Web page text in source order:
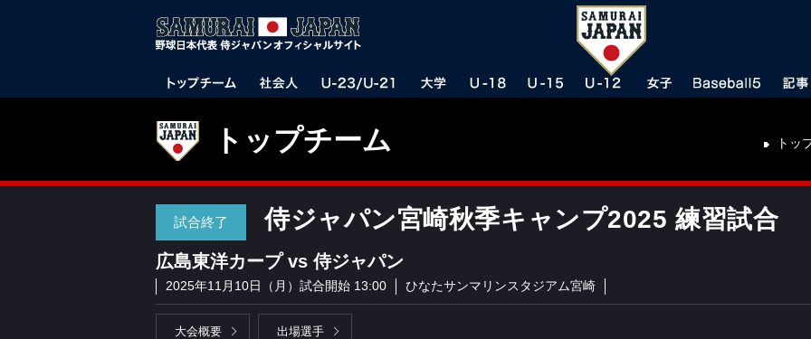
トップチーム トッ
試合終了 侍ジャパン宮崎秋季キャンプ2025 練習試合
広島東洋カープ vs 侍ジャパン
2025年11月10日（月）試合開始 13:00 ひなたサンマリンスタジアム宮崎
大会概要 出場選手